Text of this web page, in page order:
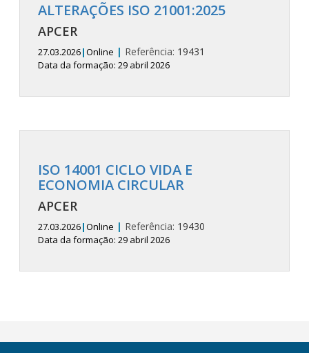
ALTERAÇÕES ISO 21001:2025
APCER
27.03.2026|Online | Referência: 19431
Data da formação: 29 abril 2026
ISO 14001 CICLO VIDA E
ECONOMIA CIRCULAR
APCER
27.03.2026|Online | Referência: 19430
Data da formação: 29 abril 2026